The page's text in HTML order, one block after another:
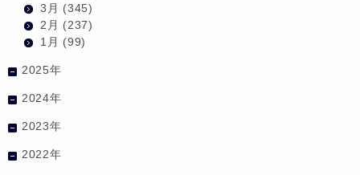
3月 (345)
2月 (237)
1月 (99)
2025年
2024年
2023年
2022年